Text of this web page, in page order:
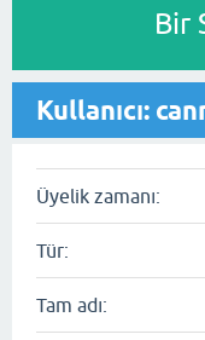
Bir
Kullanıcı:
Üyelik zamanı:
Tür:
Tam adı: